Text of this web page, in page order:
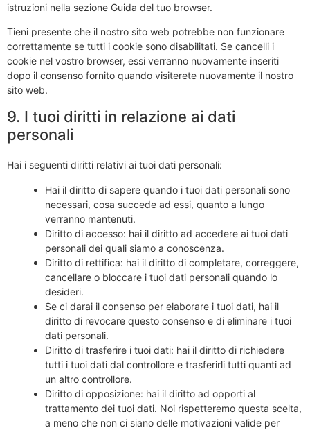
istruzioni nella sezione Guida del tuo browser.
Tieni presente che il nostro sito web potrebbe non funzionare
correttamente se tutti i cookie sono disabilitati. Se cancelli i
cookie nel vostro browser, essi verranno nuovamente inseriti
dopo il consenso fornito quando visiterete nuovamente il nostro
sito web.
9. I tuoi diritti in relazione ai dati
personali
Hai i seguenti diritti relativi ai tuoi dati personali:
Hai il diritto di sapere quando i tuoi dati personali sono
necessari, cosa succede ad essi, quanto a lungo
verranno mantenuti.
Diritto di accesso: hai il diritto ad accedere ai tuoi dati
personali dei quali siamo a conoscenza.
Diritto di rettifica: hai il diritto di completare, correggere,
cancellare o bloccare i tuoi dati personali quando lo
desideri.
Se ci darai il consenso per elaborare i tuoi dati, hai il
diritto di revocare questo consenso e di eliminare i tuoi
dati personali.
Diritto di trasferire i tuoi dati: hai il diritto di richiedere
tutti i tuoi dati dal controllore e trasferirli tutti quanti ad
un altro controllore.
Diritto di opposizione: hai il diritto ad opporti al
trattamento dei tuoi dati. Noi rispetteremo questa scelta,
a meno che non ci siano delle motivazioni valide per